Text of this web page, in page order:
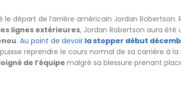
le départ de l’arrière américain Jordan
lignes extérieures, Jordan Robertson aura été
. Au point de devoir la stopper début
reprendre le cours normal de sa carrière à
de l’équipemalgré sa blessure prenant